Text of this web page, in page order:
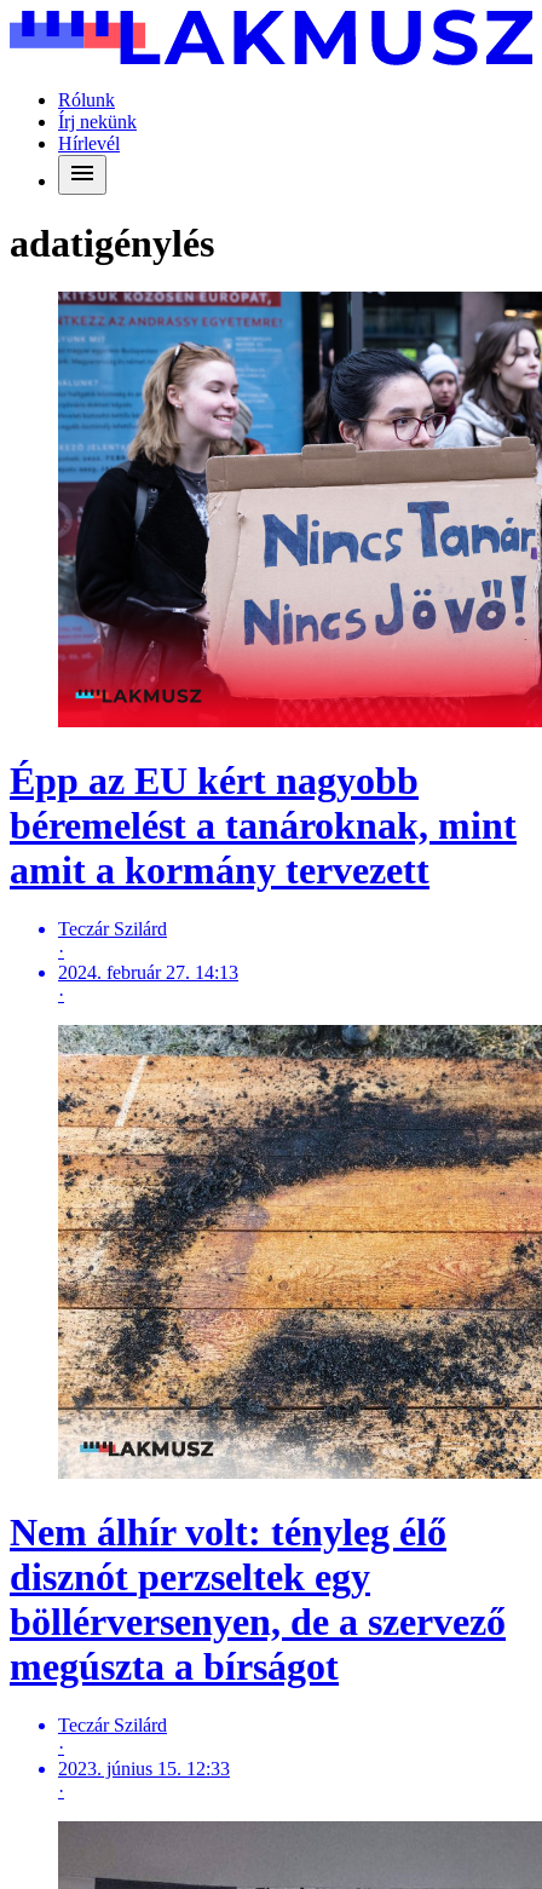
Rólunk
Írj nekünk
Hírlevél
adatigénylés
Épp az EU kért nagyobb
béremelést a tanároknak, mint
amit a kormány tervezett
Teczár Szilárd
·
2024. február 27. 14:13
·
Nem álhír volt: tényleg élő
disznót perzseltek egy
böllérversenyen, de a szervező
megúszta a bírságot
Teczár Szilárd
·
2023. június 15. 12:33
·